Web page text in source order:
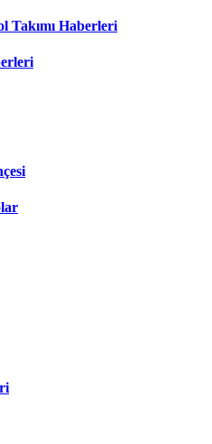
Takımı Haberleri